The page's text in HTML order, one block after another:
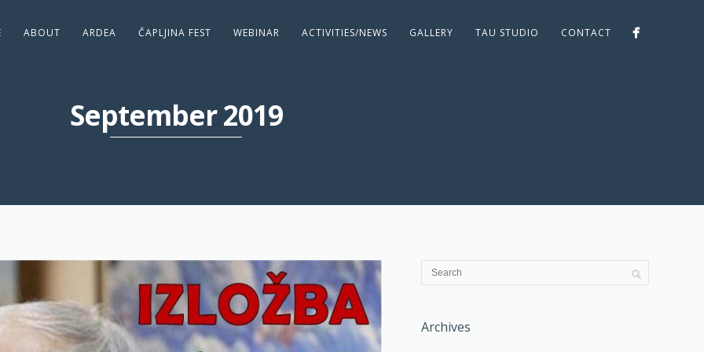
ABOUT ARDEA ČAPLJINA FEST WEBINAR ACTIVITIES/NEWS GALLERY TAU STUDIO CONTACT
September 2019
Archives